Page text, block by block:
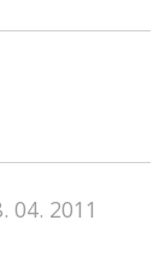
04. 2011